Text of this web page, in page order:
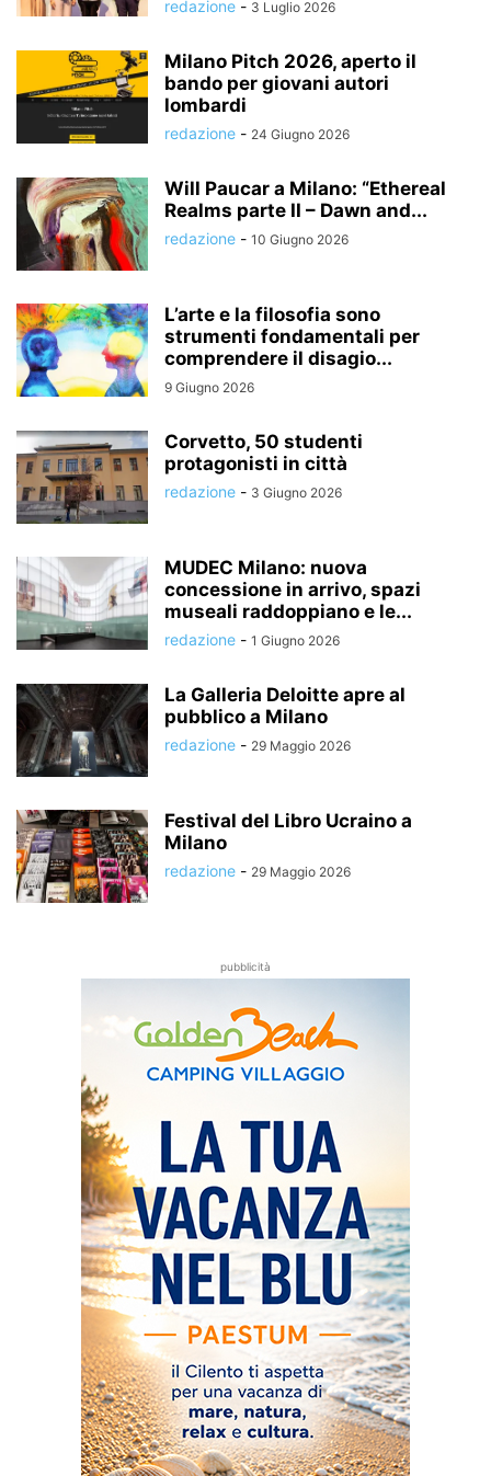
redazione - 3 Luglio 2026
Milano Pitch 2026, aperto il
bando per giovani autori
lombardi
redazione - 24 Giugno 2026
Will Paucar a Milano: “Ethereal
Realms parte II – Dawn and...
redazione - 10 Giugno 2026
L’arte e la filosofia sono
strumenti fondamentali per
comprendere il disagio...
9 Giugno 2026
Corvetto, 50 studenti
protagonisti in città
redazione - 3 Giugno 2026
MUDEC Milano: nuova
concessione in arrivo, spazi
museali raddoppiano e le...
redazione - 1 Giugno 2026
La Galleria Deloitte apre al
pubblico a Milano
redazione - 29 Maggio 2026
Festival del Libro Ucraino a
Milano
redazione - 29 Maggio 2026
pubblicità